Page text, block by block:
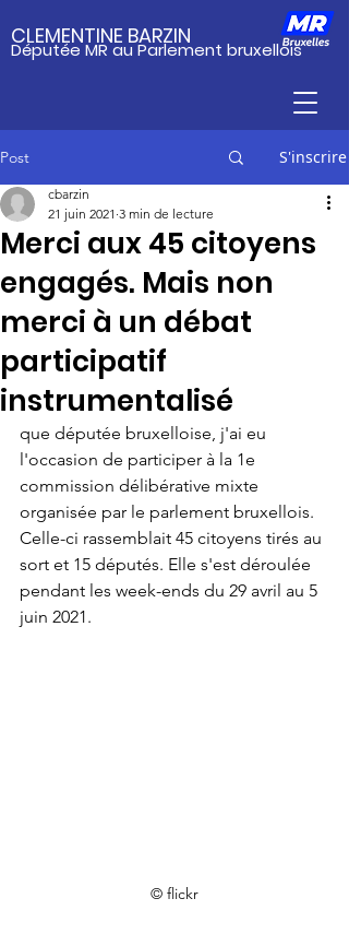
Députée MR au Parlement bruxellois
CLEMENTINE BARZIN
Post S'inscrire
Merci aux 45 citoyens
engagés. Mais non
merci à un débat
participatif
instrumentalisé
cbarzin
21 juin 2021 3 min de lecture
que députée bruxelloise, j'ai eu
l'occasion de participer à la 1e
commission délibérative mixte
organisée par le parlement bruxellois.
Celle-ci rassemblait 45 citoyens tirés au
sort et 15 députés. Elle s'est déroulée
pendant les week-ends du 29 avril au 5
juin 2021.
© flickr